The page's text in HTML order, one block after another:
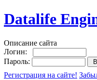
Datalife
Описание сайта
Логин:
Пароль:
Регистрация на сайте!